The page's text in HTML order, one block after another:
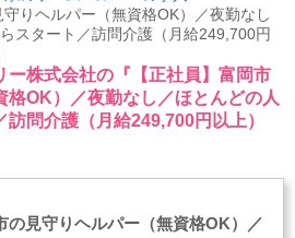
守りヘルパー（無資格OK）／夜勤なし
スタート／訪問介護（月給249,700円
ー株式会社の『【正社員】富岡市
格OK）／夜勤なし／ほとんどの人
問介護（月給249,700円以上）
の見守りヘルパー（無資格OK）／